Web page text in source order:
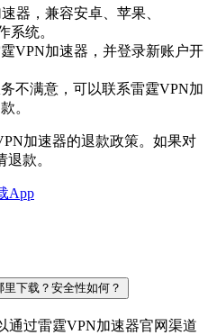
器，兼容安卓、苹果、
系统。
VPN加速器，并登录新账户开
不满意，可以联系雷霆VPN加
。
加速器的退款政策。如果对
款。
App
下载？安全性如何？
通过雷霆VPN加速器官网渠道